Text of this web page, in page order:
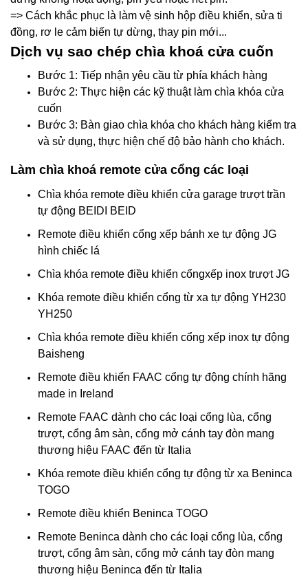
=> Cách khắc phục là làm vệ sinh hộp điều khiển, sửa ti
đồng, rơ le cảm biến tự dừng, thay pin mới...
Dịch vụ sao chép chìa khoá cửa cuốn
Bước 1: Tiếp nhận yêu cầu từ phía khách hàng
Bước 2: Thực hiện các kỹ thuật làm chìa khóa cửa
cuốn
Bước 3: Bàn giao chìa khóa cho khách hàng kiểm tra
và sử dụng, thực hiện chế độ bảo hành cho khách.
Làm chìa khoá remote cửa cổng các loại
Chìa khóa remote điều khiển cửa garage trượt trần
tự động BEIDI BEID
Remote điều khiển cổng xếp bánh xe tự động JG
hình chiếc lá
Chìa khóa remote điều khiển cổngxếp inox trượt JG
Khóa remote điều khiển cổng từ xa tự động YH230
YH250
Chìa khóa remote điều khiển cổng xếp inox tự động
Baisheng
Remote điều khiển FAAC cổng tự động chính hãng
made in Ireland
Remote FAAC dành cho các loại cổng lùa, cổng
trượt, cổng âm sàn, cổng mở cánh tay đòn mang
thương hiệu FAAC đến từ Italia
Khóa remote điều khiển cổng tự động từ xa Beninca
TOGO
Remote điều khiển Beninca TOGO
Remote Beninca dành cho các loại cổng lùa, cổng
trượt, cổng âm sàn, cổng mở cánh tay đòn mang
thương hiệu Beninca đến từ Italia